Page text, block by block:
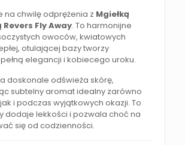
na chwilę odprężenia z Mgiełką
Fly Away. To harmonijne
owoców, kwiatowych
otulającej bazy tworzy
elegancji i kobiecego uroku.
doskonale odświeża skórę,
subtelny aromat idealny zarówno
i podczas wyjątkowych okazji. To
dodaje lekkości i pozwala choć na
się od codzienności.